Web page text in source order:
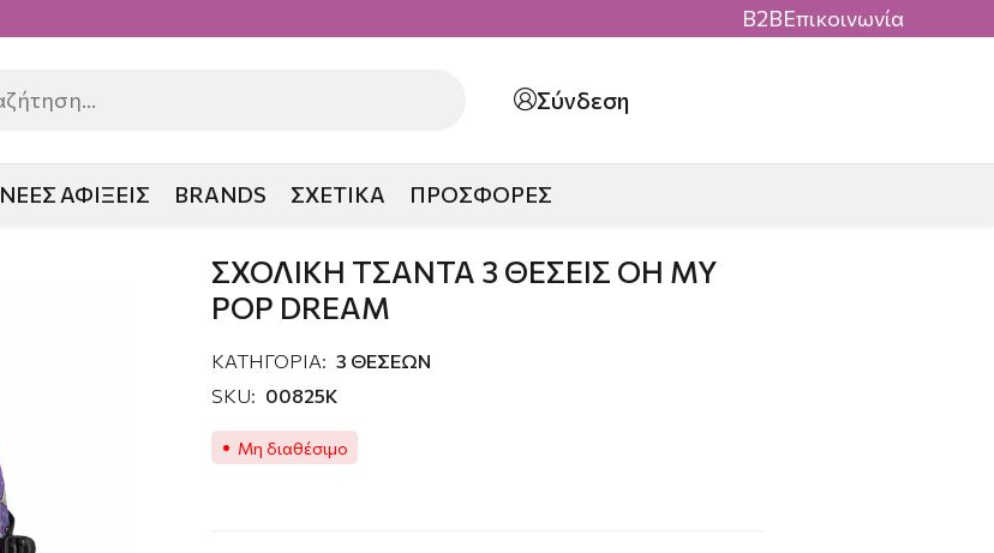
B2BΕπικοινωνία
Σύνδεση
ΝΕΕΣ ΑΦΙΞΕΙΣ BRANDS ΣΧΕΤΙΚΑ ΠΡΟΣΦΟΡΕΣ
ΣΧΟΛΙΚΗ ΤΣΑΝΤΑ 3 ΘΕΣΕΙΣ OH MY
POP DREAM
ΚΑΤΗΓΟΡΙΑ: 3 ΘΕΣΕΩΝ
SKU: 00825K
Μη διαθέσιμο